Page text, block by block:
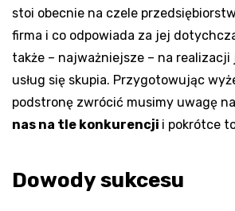
stoi obecnie na czele
firma i co odpowiada za jej
także – najważniejsze – na
usług się skupia. Przygotowując
podstronę zwrócić musimy uwagę
nas na tle konkurencji i pokrótce
Dowody sukcesu